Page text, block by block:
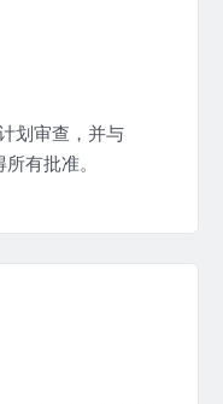
划审查，并与
有批准。